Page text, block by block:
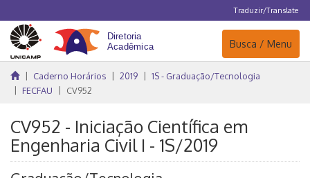
Traduzir/Translate
Navegação
Busca / Menu
Caderno Horários 2019
1S - Graduação/Tecnologia
FECFAU
CV952
CV952 - Iniciação Científica em
Engenharia Civil I - 1S/2019